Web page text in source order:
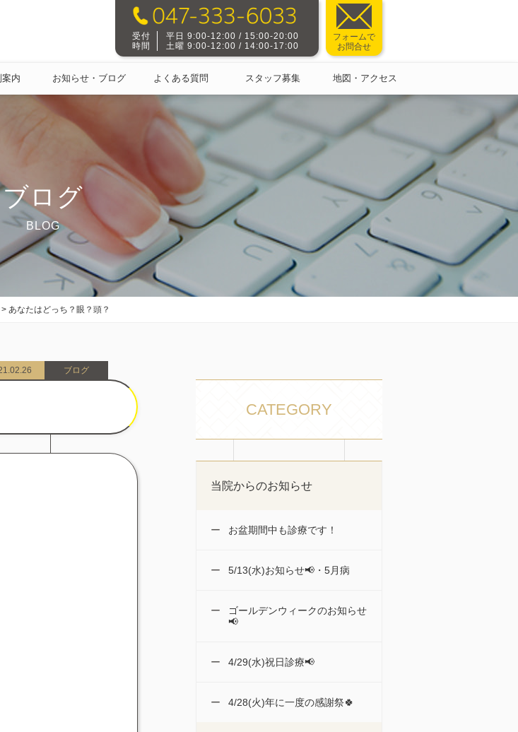
フォームで
お問合せ
受付
時間
平日 9:00-12:00 / 15:00-20:00
土曜 9:00-12:00 / 14:00-17:00
内 お知らせ・ブログ よくある質問 スタッフ募集 地図・アクセス
ブログ
BLOG
あなたはどっち？眼？頭？
ブログ
CATEGORY
当院からのお知らせ
お盆期間中も診療です！
5/13(水)お知らせ📢・5月病
ゴールデンウィークのお知らせ
📢
4/29(水)祝日診療📢
4/28(火)年に一度の感謝祭🍀